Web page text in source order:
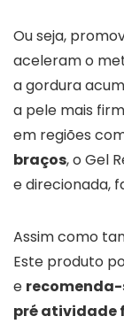
Ou seja,
aceleram o
a gordura
a pele mais
em regiões
braços, o Gel
e direcionada,
Assim como
Este produto
e
pré atividade